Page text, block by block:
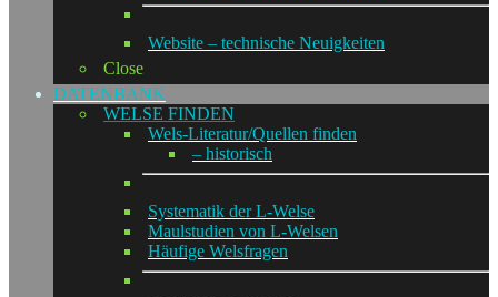
Website – technische Neuigkeiten
Close
DATENBANK
WELSE FINDEN
Wels-Literatur/Quellen finden
– historisch
Systematik der L-Welse
Maulstudien von L-Welsen
Häufige Welsfragen